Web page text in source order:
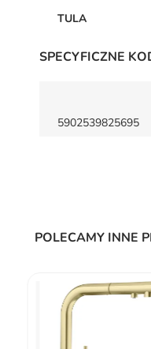
TULA
SPECYFICZNE
5902539825695
POLECAMY INNE